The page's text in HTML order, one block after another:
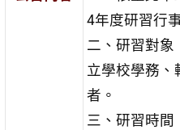
4年度研習行
二、研習對象
立學校學務、
者。
三、研習時間